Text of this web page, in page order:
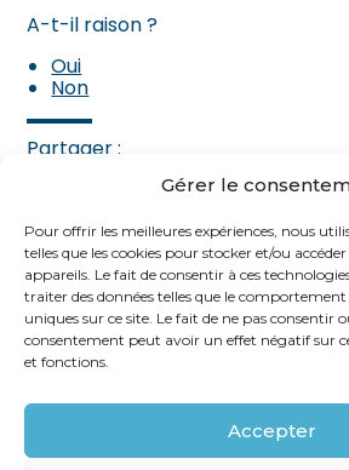
Gérer le
Pour offrir les meilleures expériences, nous
telles que les cookies pour stocker et/ou
appareils. Le fait de consentir à ces
traiter des données telles que le
uniques sur ce site. Le fait de ne pas consentir
consentement peut avoir un effet négatif sur
et fonctions.
Accepter
A-t-il raison ?
Oui
Non
Partager :
FaceBook
TwitterLinkedIn